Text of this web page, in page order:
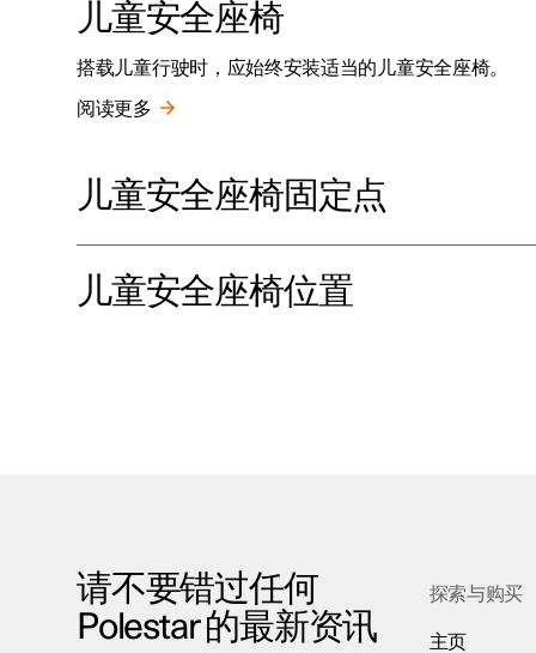
儿童安全座椅
搭载儿童行驶时，应始终安装适当的儿童安全座椅。
阅读更多
儿童安全座椅固定点
儿童安全座椅位置
请不要错过任何
Polestar 的最新资讯
探索与购买
主页